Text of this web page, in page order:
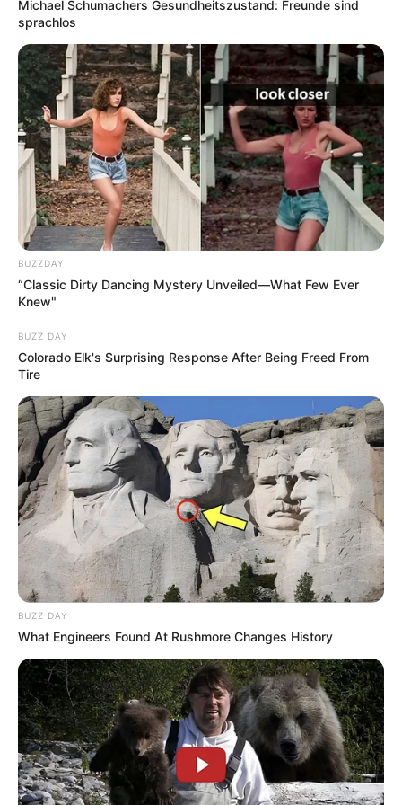
Tickets Freizeitparks
Führungen Hessen
Michael Schumachers Gesundheitszustand: Freunde sind
sprachlos
BUZZDAY
“Classic Dirty Dancing Mystery Unveiled—What Few Ever
Knew"
BUZZ DAY
Colorado Elk's Surprising Response After Being Freed From
Tire
BUZZ DAY
What Engineers Found At Rushmore Changes History